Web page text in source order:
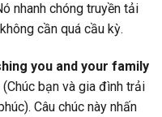
nhanh chóng truyền tải
cần quá cầu kỳ.
you and your family
(Chúc bạn và gia đình trải
Câu chúc này nhấn